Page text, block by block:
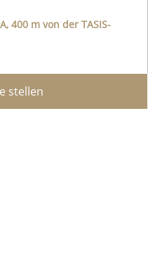
400 m von der TASIS-
sonnigsten
stellen